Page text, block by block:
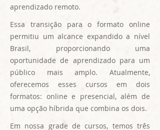
aprendizado remoto.
Essa transição para o formato online
permitiu um alcance expandido a nível
Brasil, proporcionando uma
oportunidade de aprendizado para um
público mais amplo. Atualmente,
oferecemos esses cursos em dois
formatos: online e presencial, além de
uma opção híbrida que combina os dois.
Em nossa grade de cursos, temos três